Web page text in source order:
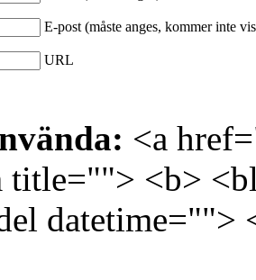
E-post (måste anges, kommer inte
URL
<a
title=""> <b>